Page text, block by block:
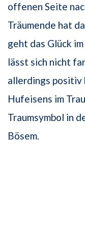
offenen Seite
Träumende hat
geht das Glück
lässt sich nicht
allerdings positiv
Hufeisens im
Traumsymbol in
Bösem.